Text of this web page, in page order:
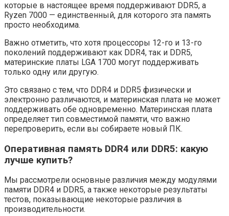
которые в настоящее время поддерживают DDR5, а
Ryzen 7000 — единственный, для которого эта память
просто необходима.
Важно отметить, что хотя процессоры 12-го и 13-го
поколений поддерживают как DDR4, так и DDR5,
материнские платы LGA 1700 могут поддерживать
только одну или другую.
Это связано с тем, что DDR4 и DDR5 физически и
электронно различаются, и материнская плата не может
поддерживать обе одновременно. Материнская плата
определяет тип совместимой памяти, что важно
перепроверить, если вы собираете новый ПК.
Оперативная память DDR4 или DDR5: какую
лучше купить?
Мы рассмотрели основные различия между модулями
памяти DDR4 и DDR5, а также некоторые результаты
тестов, показывающие некоторые различия в
производительности.